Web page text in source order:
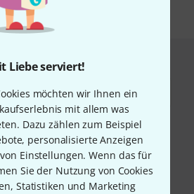
Liebe serviert!
möchten wir Ihnen ein
mit allem was
Dazu zählen zum Beispiel
personalisierte Anzeigen
Einstellungen. Wenn das für
Sie der Nutzung von Cookies
Statistiken und Marketing
* Pflichtfeld
bezahlen
und sicher per Nachnahme,
Pay,Klarna Sofort bezahlen,
Kreditkarte.